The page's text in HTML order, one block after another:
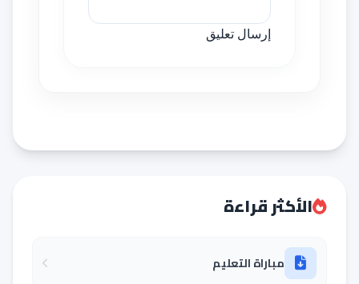
إرسال تعليق
الأكثر قراءة
مباراة التعليم